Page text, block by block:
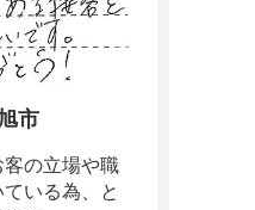
市
の立場や職
いる為、と